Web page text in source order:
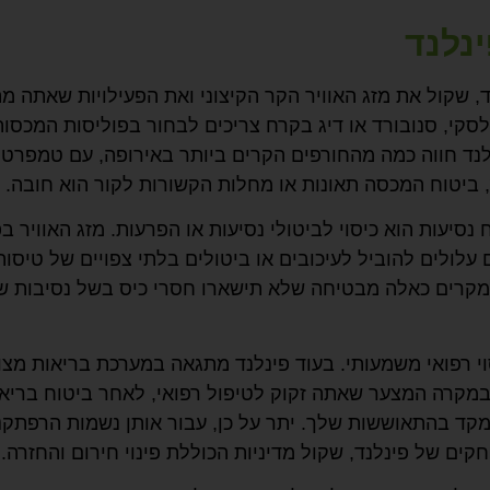
את מזג האוויר הקר הקיצוני ואת הפעילויות שאתה
סנובורד או דיג בקרח צריכים לבחור בפוליסות
חווה כמה מהחורפים הקרים ביותר באירופה, עם
הוא כיסוי לביטולי נסיעות או הפרעות. מזג האוויר
עלולים להוביל לעיכובים או ביטולים בלתי צפויים של
כאלה מבטיחה שלא תישארו חסרי כיס בשל נסיבות
רפואי משמעותי. בעוד פינלנד מתגאה במערכת בריאות
במקרה המצער שאתה זקוק לטיפול רפואי, לאחר ביטוח
בהתאוששות שלך. יתר על כן, עבור אותן נשמות
של פינלנד, שקול מדיניות הכוללת פינוי חירום והחזרה.